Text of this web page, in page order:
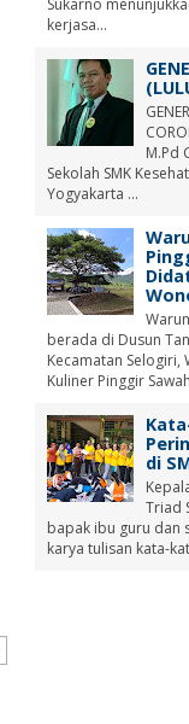
Sukarno
kerjasa...
M.Pd
Sekolah SMK
Yogyakarta ...
berada di Dusun
Kecamatan Selogiri,
Kuliner Pinggir
di
Triad
bapak ibu guru dan
karya tulisan kata-